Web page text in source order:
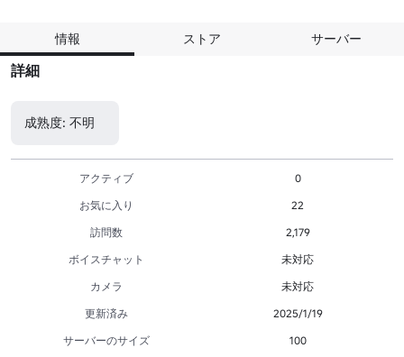
情報 ストア サーバー
詳細
成熟度: 不明
アクティブ
0
お気に入り
22
訪問数
2,179
ボイスチャット
未対応
カメラ
未対応
更新済み
2025/1/19
サーバーのサイズ
100